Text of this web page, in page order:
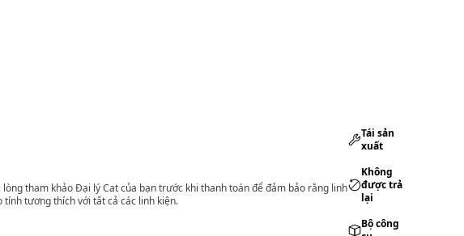
tham khảo Đại lý Cat của bạn trước khi thanh toán để đảm bảo rằng linh
tính tương thích với tất cả các linh kiện.
Tái sản
xuất
Không
được trả
lại
Bộ công